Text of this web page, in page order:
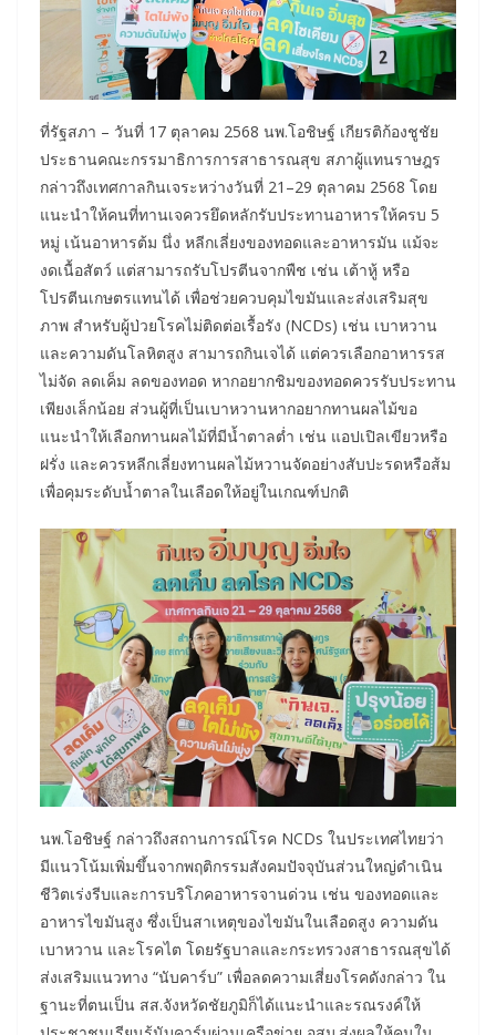
ที่รัฐสภา – วันที่ 17 ตุลาคม 2568 นพ.โอชิษฐ์ เกียรติก้องชูชัย
ประธานคณะกรรมาธิการการสาธารณสุข สภาผู้แทนราษฎร
กล่าวถึงเทศกาลกินเจระหว่างวันที่ 21–29 ตุลาคม 2568 โดย
แนะนำให้คนที่ทานเจควรยึดหลักรับประทานอาหารให้ครบ 5
หมู่ เน้นอาหารต้ม นึ่ง หลีกเลี่ยงของทอดและอาหารมัน แม้จะ
งดเนื้อสัตว์ แต่สามารถรับโปรตีนจากพืช เช่น เต้าหู้ หรือ
โปรตีนเกษตรแทนได้ เพื่อช่วยควบคุมไขมันและส่งเสริมสุข
ภาพ สำหรับผู้ป่วยโรคไม่ติดต่อเรื้อรัง (NCDs) เช่น เบาหวาน
และความดันโลหิตสูง สามารถกินเจได้ แต่ควรเลือกอาหารรส
ไม่จัด ลดเค็ม ลดของทอด หากอยากชิมของทอดควรรับประทาน
เพียงเล็กน้อย ส่วนผู้ที่เป็นเบาหวานหากอยากทานผลไม้ขอ
แนะนำให้เลือกทานผลไม้ที่มีน้ำตาลต่ำ เช่น แอปเปิลเขียวหรือ
ฝรั่ง และควรหลีกเลี่ยงทานผลไม้หวานจัดอย่างสับปะรดหรือส้ม
เพื่อคุมระดับน้ำตาลในเลือดให้อยู่ในเกณฑ์ปกติ
นพ.โอชิษฐ์ กล่าวถึงสถานการณ์โรค NCDs ในประเทศไทยว่า
มีแนวโน้มเพิ่มขึ้นจากพฤติกรรมสังคมปัจจุบันส่วนใหญ่ดำเนิน
ชีวิตเร่งรีบและการบริโภคอาหารจานด่วน เช่น ของทอดและ
อาหารไขมันสูง ซึ่งเป็นสาเหตุของไขมันในเลือดสูง ความดัน
เบาหวาน และโรคไต โดยรัฐบาลและกระทรวงสาธารณสุขได้
ส่งเสริมแนวทาง “นับคาร์บ” เพื่อลดความเสี่ยงโรคดังกล่าว ใน
ฐานะที่ตนเป็น สส.จังหวัดชัยภูมิก็ได้แนะนำและรณรงค์ให้